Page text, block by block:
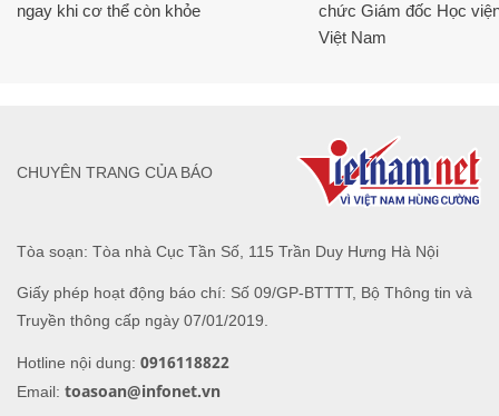
ngay khi cơ thể còn khỏe
chức Giám đốc Học
Việt Nam
Tòa soạn: Tòa nhà Cục Tần Số, 115 Trần Duy Hưng Hà Nội
Giấy phép hoạt động báo chí: Số 09/GP-BTTTT, Bộ Thông tin và
Truyền thông cấp ngày 07/01/2019.
Hotline nội dung: 0916118822
Email: toasoan@infonet.vn
CHUYÊN TRANG CỦA BÁO